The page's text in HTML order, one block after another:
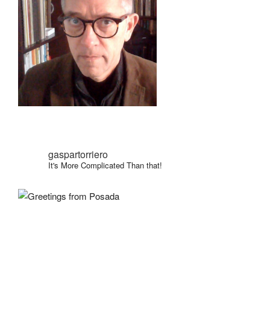
gaspartorriero
It's More Complicated Than that!